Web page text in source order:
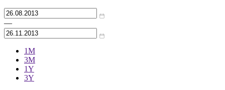
—
1М
3М
1Y
3Y